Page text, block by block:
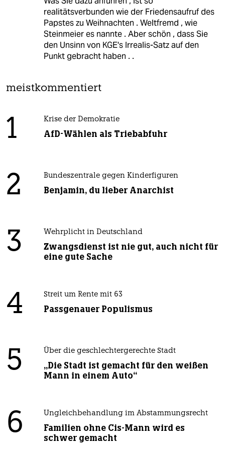
realitätsverbunden wie der Friedensaufruf des
Papstes zu Weihnachten . Weltfremd , wie
Steinmeier es nannte . Aber schön , dass Sie
den Unsinn von KGE's Irrealis-Satz auf den
Punkt gebracht haben . .
meistkommentiert
1 Krise der Demokratie
AfD-Wählen als Triebabfuhr
2 Bundeszentrale gegen Kinderfiguren
Benjamin, du lieber Anarchist
3 Wehrplicht in Deutschland
Zwangsdienst ist nie gut, auch nicht für
eine gute Sache
4 Streit um Rente mit 63
Passgenauer Populismus
5 Über die geschlechtergerechte Stadt
„Die Stadt ist gemacht für den weißen
Mann in einem Auto“
6 Ungleichbehandlung im Abstammungsrecht
Familien ohne Cis-Mann wird es
schwer gemacht